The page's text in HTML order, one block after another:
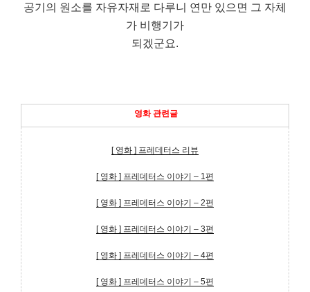
공기의 원소를 자유자재로 다루니 연만 있으면 그 자체
가 비행기가
되겠군요.
영화 관련글
[ 영화 ] 프레데터스 리뷰
[ 영화 ] 프레데터스 이야기 – 1편
[ 영화 ] 프레데터스 이야기 – 2편
[ 영화 ] 프레데터스 이야기 – 3편
[ 영화 ] 프레데터스 이야기 – 4편
[ 영화 ] 프레데터스 이야기 – 5편